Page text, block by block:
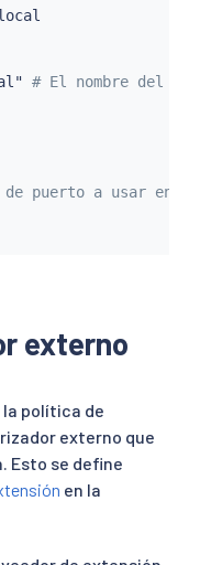
# El nombre del
de puerto a usar en
externo
la política de
externo que
Esto se define
en la